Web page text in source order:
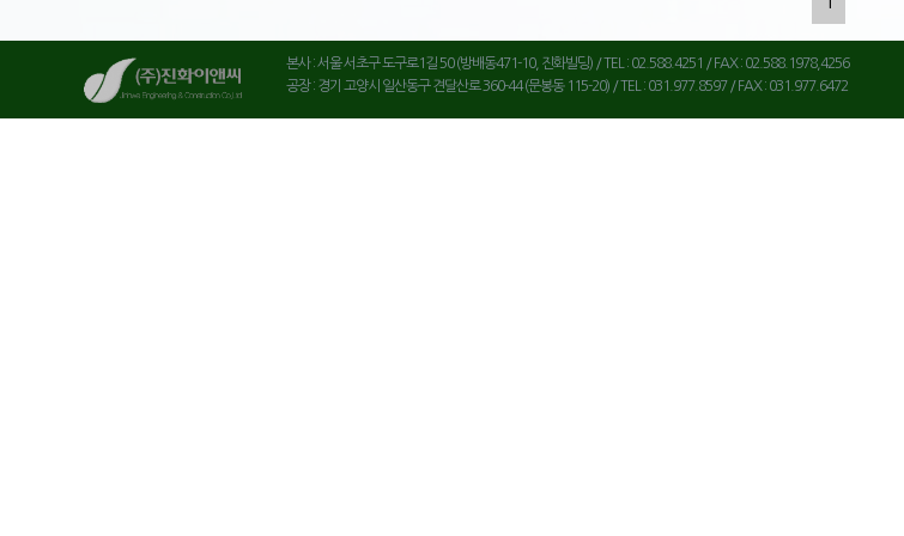
본사 : 서울 서초구 도구로1길 50 (방배동471-10, 진화빌딩) / TEL : 02.588.4251 / FAX : 02.588.1978,4256
공장 : 경기 고양시 일산동구 견달산로 360-44 (문봉동 115-20) / TEL : 031.977.8597 / FAX : 031.977.6472